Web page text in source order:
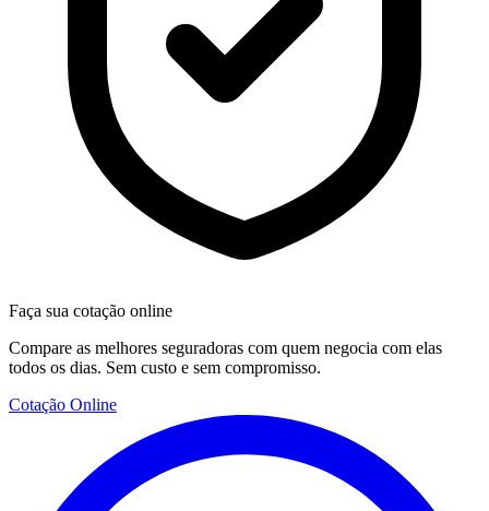
Faça sua cotação online
Compare as melhores seguradoras com quem negocia com elas
todos os dias. Sem custo e sem compromisso.
Cotação Online